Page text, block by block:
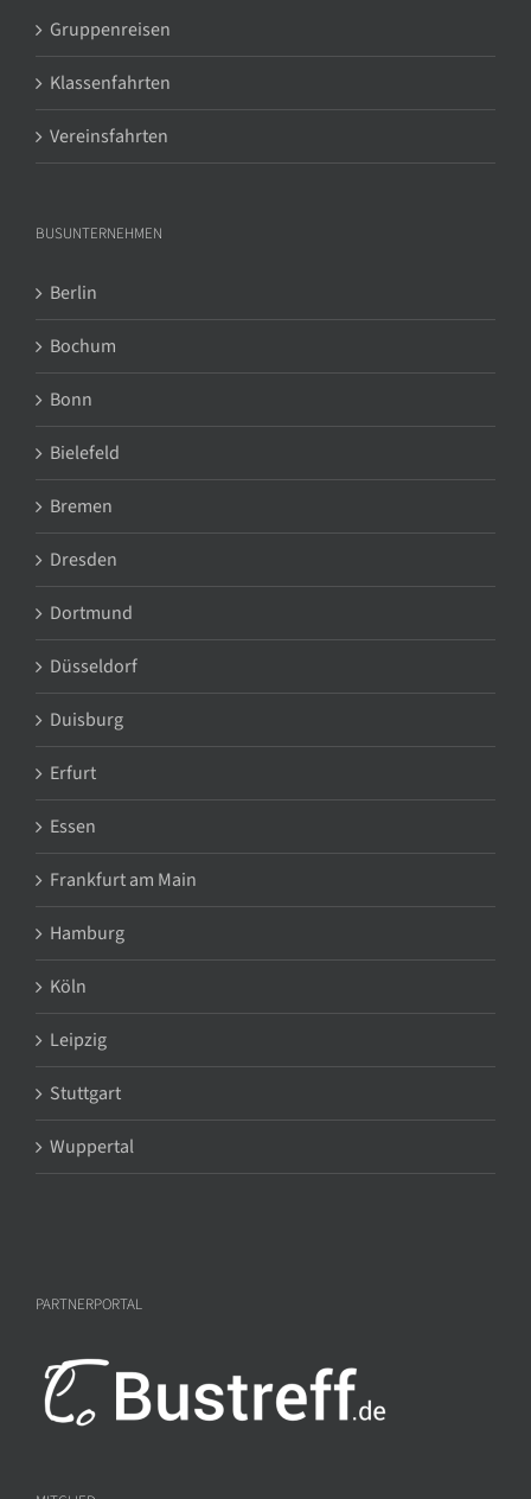
Gruppenreisen
Klassenfahrten
Vereinsfahrten
BUSUNTERNEHMEN
Berlin
Bochum
Bonn
Bielefeld
Bremen
Dresden
Dortmund
Düsseldorf
Duisburg
Erfurt
Essen
Frankfurt am Main
Hamburg
Köln
Leipzig
Stuttgart
Wuppertal
PARTNERPORTAL